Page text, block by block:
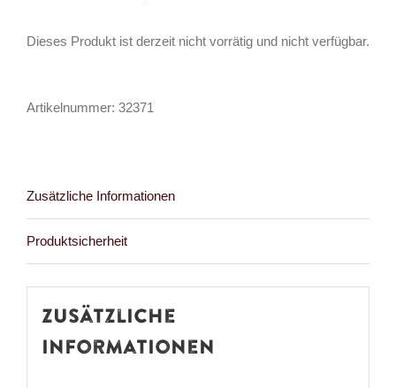
Dieses Produkt ist derzeit nicht vorrätig und nicht verfügbar.
Artikelnummer: 32371
Zusätzliche Informationen
Produktsicherheit
Zusätzliche
Informationen